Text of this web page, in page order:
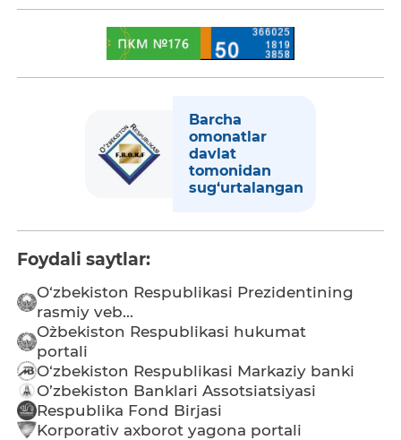
Barcha
omonatlar
davlat
tomonidan
sug‘urtalangan
Foydali saytlar:
O‘zbekiston Respublikasi Prezidentining
rasmiy veb...
O`zbekiston Respublikasi hukumat
portali
O‘zbekiston Respublikasi Markaziy banki
O’zbekiston Banklari Assotsiatsiyasi
Respublika Fond Birjasi
Korporativ axborot yagona portali